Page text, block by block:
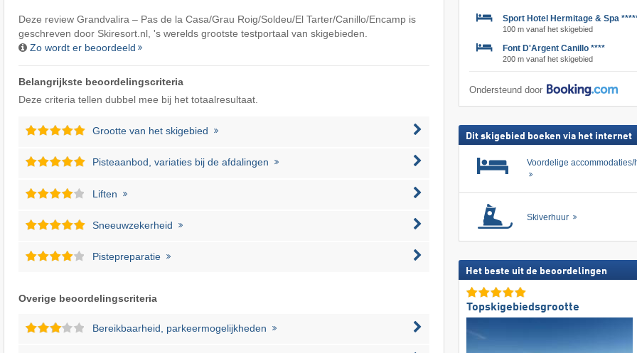
Deze review Grandvalira – Pas de la Casa/​Grau Roig/​Soldeu/​El Tarter/​Canillo/​Encamp is
geschreven door Skiresort.nl, 's werelds grootste testportaal van skigebieden.
Zo wordt er beoordeeld
Belangrijkste beoordelingscriteria
Deze criteria tellen dubbel mee bij het totaalresultaat.
Grootte van het skigebied
Pisteaanbod, variaties bij de afdalingen
Liften
Sneeuwzekerheid
Pistepreparatie
Overige beoordelingscriteria
Bereikbaarheid, parkeermogelijkheden
Sport Hotel Hermitage & Spa
100 m vanaf het skigebied
Font D'Argent Canillo ****
200 m vanaf het skigebied
Ondersteund door
Dit skigebied boeken via het internet
Voordelige accommodaties/
Skiverhuur
Het beste uit de beoordelingen
Topskigebiedsgrootte